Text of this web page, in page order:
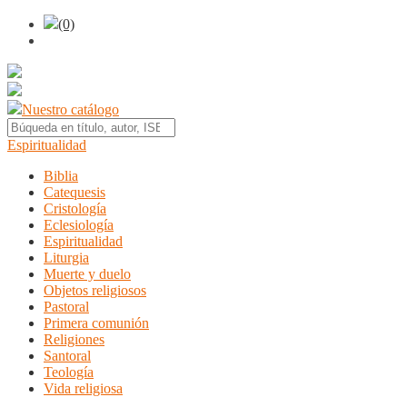
(0)
Nuestro catálogo
Espiritualidad
Biblia
Catequesis
Cristología
Eclesiología
Espiritualidad
Liturgia
Muerte y duelo
Objetos religiosos
Pastoral
Primera comunión
Religiones
Santoral
Teología
Vida religiosa